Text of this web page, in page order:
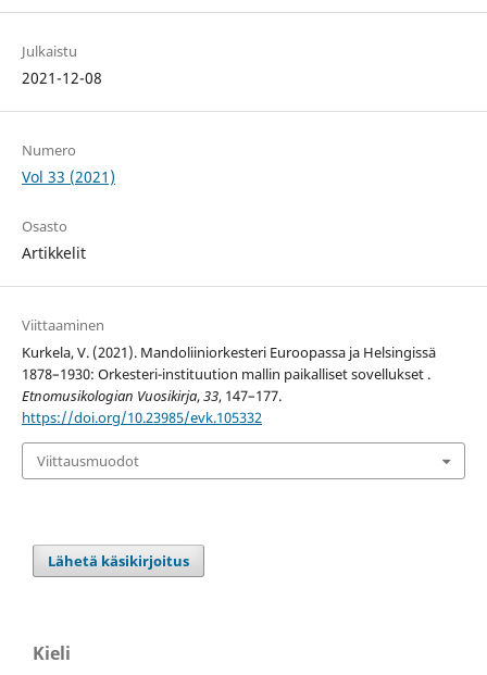
Julkaistu
2021-12-08
Numero
Vol 33 (2021)
Osasto
Artikkelit
Viittaaminen
Kurkela, V. (2021). Mandoliiniorkesteri Euroopassa ja Helsingissä
1878–1930: Orkesteri-instituution mallin paikalliset sovellukset .
Etnomusikologian Vuosikirja,33, 147–177.
https://doi.org/10.23985/evk.105332
Viittausmuodot
Lähetä käsikirjoitus
Kieli